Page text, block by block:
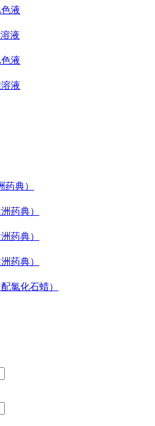
液
液
液
液
典）
药典）
药典）
药典）
氯化石蜡）